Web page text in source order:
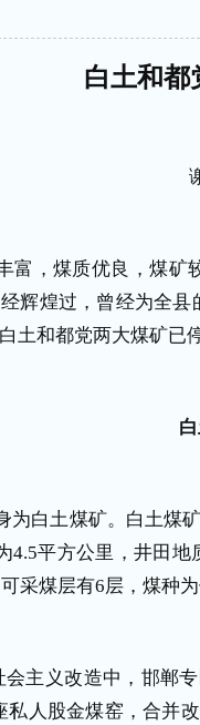
白土和都
富，煤质优良，煤矿
辉煌过，曾经为全
土和都党两大煤矿已
为白土煤矿。白土煤
4.5平方公里，井田地
采煤层有6层，煤种为
会主义改造中，邯郸
私人股金煤窑，合并